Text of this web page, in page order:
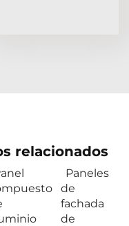
relacionados
Paneles
de
fachada
de